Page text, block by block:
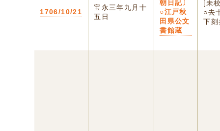
1706/10/21
宝永三年九月十
五日
朝日記〕
○江戸秋
田県公文
書館蔵
[未
○去
下